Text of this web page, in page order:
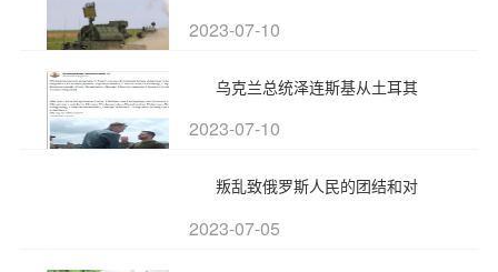
2023-07-10
乌克兰总统泽连斯基从土耳其
2023-07-10
叛乱致俄罗斯人民的团结和对
2023-07-05